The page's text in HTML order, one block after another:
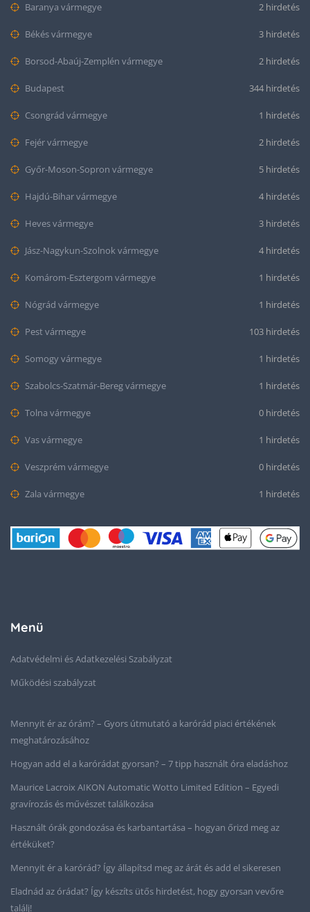
Baranya vármegye 2 hirdetés
Békés vármegye 3 hirdetés
Borsod-Abaúj-Zemplén vármegye 2 hirdetés
Budapest 344 hirdetés
Csongrád vármegye 1 hirdetés
Fejér vármegye 2 hirdetés
Győr-Moson-Sopron vármegye 5 hirdetés
Hajdú-Bihar vármegye 4 hirdetés
Heves vármegye 3 hirdetés
Jász-Nagykun-Szolnok vármegye 4 hirdetés
Komárom-Esztergom vármegye 1 hirdetés
Nógrád vármegye 1 hirdetés
Pest vármegye 103 hirdetés
Somogy vármegye 1 hirdetés
Szabolcs-Szatmár-Bereg vármegye 1 hirdetés
Tolna vármegye 0 hirdetés
Vas vármegye 1 hirdetés
Veszprém vármegye 0 hirdetés
Zala vármegye 1 hirdetés
Menü
Adatvédelmi és Adatkezelési Szabályzat
Működési szabályzat
Mennyit ér az órám? – Gyors útmutató a karórád piaci értékének
meghatározásához
Hogyan add el a karórádat gyorsan? – 7 tipp használt óra eladáshoz
Maurice Lacroix AIKON Automatic Wotto Limited Edition – Egyedi
gravírozás és művészet találkozása
Használt órák gondozása és karbantartása – hogyan őrizd meg az
értéküket?
Mennyit ér a karórád? Így állapítsd meg az árát és add el sikeresen
Eladnád az órádat? Így készíts ütős hirdetést, hogy gyorsan vevőre
találj!